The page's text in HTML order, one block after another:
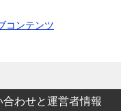
コンテンツ
合わせと運営者情報